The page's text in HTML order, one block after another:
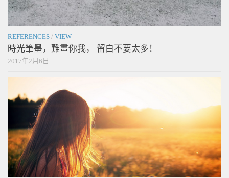
REFERENCES / VIEW
時光筆墨，難畫你我， 留白不要太多！
2017年2月6日